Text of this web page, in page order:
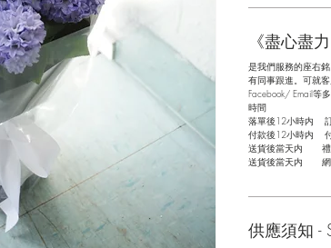
《盡心盡
是我們服務的座右
有同事跟進。可就
Facebook/ Email等多
時間 訂
落單後12小時内
付款後12小時内
送貨後當天内 禮
送貨後當天内 網
供應須知 -